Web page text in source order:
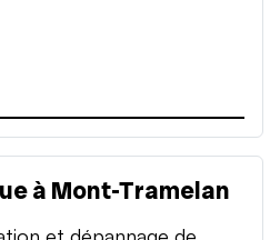
à Mont-Tramelan